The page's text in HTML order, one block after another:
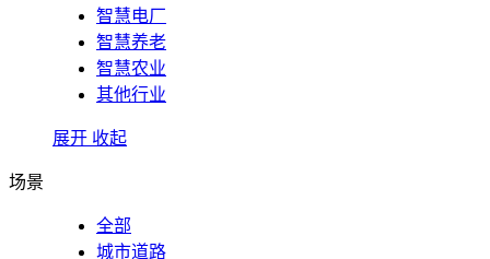
智慧电厂
智慧养老
智慧农业
其他行业
展开 收起
场景
全部
城市道路